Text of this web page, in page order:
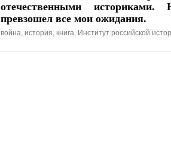
отечественными историками.
превзошел все мои ожидания.
война история книга Институт российской